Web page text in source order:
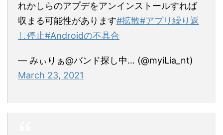
れかしらのアプデをアンインストールすれば
収まる可能性があります#拡散#アプリ繰り返
し停止#Androidの不具合
— みぃりぁ@バンド探し中… (@myiLia_nt)
March 23, 2021